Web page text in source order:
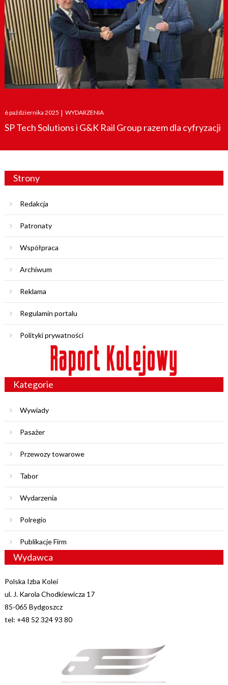
Posted
on
6 października 2025 | WYDARZENIA
SP Tech Solutions i G&K Rail Group razem dla cyfryzacji
Strony
Redakcja
Patronaty
Współpraca
Archiwum
Reklama
Regulamin portalu
Polityki prywatności
Kategorie
Wywiady
Pasażer
Przewozy towarowe
Tabor
Wydarzenia
Polregio
Publikacje Firm
Wydawca
Polska Izba Kolei
ul. J. Karola Chodkiewicza 17
85-065 Bydgoszcz
tel: +48 52 324 93 80